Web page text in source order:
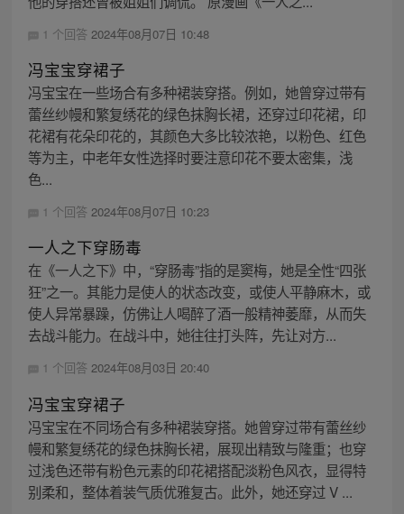
1 个回答 2024年08月07日 10:48
冯宝宝穿裙子
冯宝宝在一些场合有多种裙装穿搭。例如，她曾穿过带有
蕾丝纱幔和繁复绣花的绿色抹胸长裙，还穿过印花裙，印
花裙有花朵印花的，其颜色大多比较浓艳，以粉色、红色
等为主，中老年女性选择时要注意印花不要太密集，浅
色...
1 个回答 2024年08月07日 10:23
一人之下穿肠毒
在《一人之下》中，“穿肠毒”指的是窦梅，她是全性“四张
狂”之一。其能力是使人的状态改变，或使人平静麻木，或
使人异常暴躁，仿佛让人喝醉了酒一般精神萎靡，从而失
去战斗能力。在战斗中，她往往打头阵，先让对方...
1 个回答 2024年08月03日 20:40
冯宝宝穿裙子
冯宝宝在不同场合有多种裙装穿搭。她曾穿过带有蕾丝纱
幔和繁复绣花的绿色抹胸长裙，展现出精致与隆重；也穿
过浅色还带有粉色元素的印花裙搭配淡粉色风衣，显得特
别柔和，整体着装气质优雅复古。此外，她还穿过 V ...